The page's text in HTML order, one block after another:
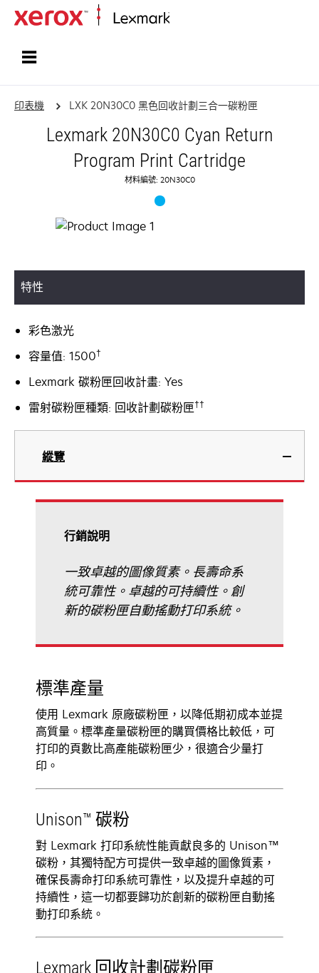
印表機 LXK 20N30C0 黑色回收計劃三合一碳粉匣
Lexmark 20N30C0 Cyan Return
Program Print Cartridge
材料編號: 20N30C0
特性
彩色激光
容量值: 1500†
Lexmark 碳粉匣回收計畫: Yes
雷射碳粉匣種類: 回收計劃碳粉匣††
縱覽
行銷說明
一致卓越的圖像質素。長壽命系
統可靠性。卓越的可持續性。創
新的碳粉匣自動搖動打印系統。
標準產量
使用 Lexmark 原廠碳粉匣，以降低期初成本並提
高質量。標準產量碳粉匣的購買價格比較低，可
打印的頁數比高產能碳粉匣少，很適合少量打
印。
Unison™ 碳粉
對 Lexmark 打印系統性能貢獻良多的 Unison™
碳粉，其獨特配方可提供一致卓越的圖像質素，
確保長壽命打印系統可靠性，以及提升卓越的可
持續性，這一切都要歸功於創新的碳粉匣自動搖
動打印系統。
Lexmark 回收計劃碳粉匣